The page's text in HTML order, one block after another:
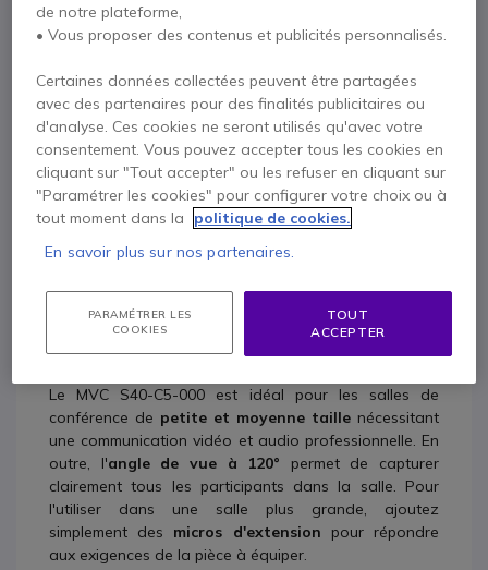
Description
Yealink VC MVC S40-C5-
000
LeYealink MVC S40-C5-000est un système complet
dédié aux salles de petite et moyenne taille. Avec
sabarre vidéo, sonmini-PCet satablette
par l'IA, ce kit se place comme une solution visio
Teams.
Dans quel contexte ai-je besoin
de ce produit ?
Le MVC S40-C5-000 est idéal pour les salles de
conférence de petite et moyenne taille nécessitant
une communication vidéo et audio professionnelle. En
outre, l'angle de vue à 120° permet de capturer
clairement tous les participants dans la salle. Pour
l'utiliser dans une salle plus grande, ajoutez
simplement des micros d'extension pour répondre
aux exigences de la pièce à équiper.
de notre plateforme,
• Vous proposer des contenus et publicités personnalisés.
Certaines données collectées peuvent être partagées
avec des partenaires pour des finalités publicitaires ou
d'analyse. Ces cookies ne seront utilisés qu'avec votre
consentement. Vous pouvez accepter tous les cookies en
cliquant sur "Tout accepter" ou les refuser en cliquant sur
"Paramétrer les cookies" pour configurer votre choix ou à
tout moment dans la
politique de cookies.
En savoir plus sur nos partenaires.
PARAMÉTRER LES
COOKIES
TOUT
ACCEPTER